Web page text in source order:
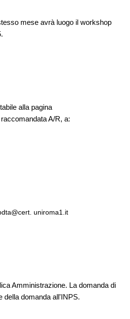
mese avrà luogo il workshop
alla pagina
A/R, a:
uniroma1.it
Amministrazione. La domanda di
della domanda all'INPS.